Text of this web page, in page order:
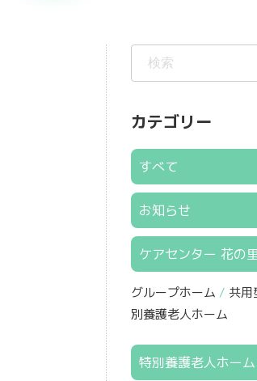
カテゴリー
すべて
お知らせ
ケアセンター 花の
グループホーム 共用
別養護老人ホーム
特別養護老人ホー